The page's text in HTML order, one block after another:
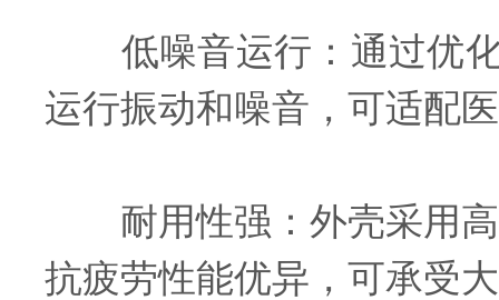
低噪音运行‌：通过优化
运行振动和噪音，可适配
耐用性强‌：外壳采用高
抗疲劳性能优异，可承受